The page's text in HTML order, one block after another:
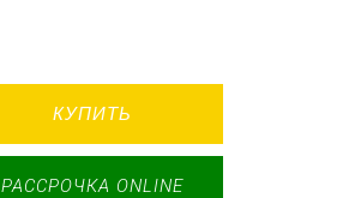
КУПИТЬ
РАССРОЧКА ONLINE